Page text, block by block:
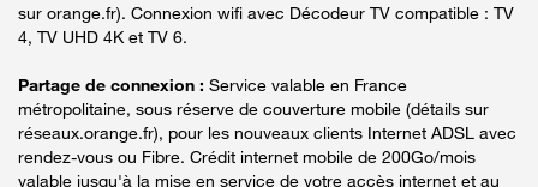
sur orange.fr). Connexion wifi avec Décodeur TV compatible : TV
4, TV UHD 4K et TV 6.
Partage de connexion : Service valable en France
métropolitaine, sous réserve de couverture mobile (détails sur
réseaux.orange.fr), pour les nouveaux clients Internet ADSL avec
rendez-vous ou Fibre. Crédit internet mobile de 200Go/mois
valable jusqu'à la mise en service de votre accès internet et au